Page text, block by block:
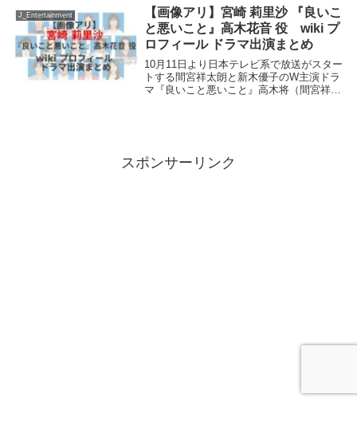
失った専業主婦・沢辻涼子（麻生久美子）
と、文学を...
J_Entertainment
【画像アリ】宮崎 莉里沙 『良いこ
と悪いこと』高木花音 役 wiki プ
ロフィール ドラマ出演まとめ
10月11日より日本テレビ系で放送がスター
トする間宮祥太朗と新木優子のW主演ドラ
マ『良いこと悪いこと』高木将（間宮祥太
スポンサーリンク